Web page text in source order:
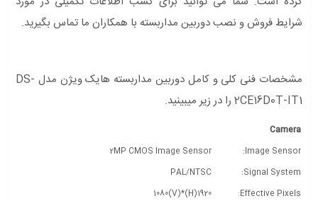
شرایط فروش و نصب دوربین مداربسته با همکاران ما تماس بگیرید.
مشخصات فنی کلی و کامل دوربین مداربسته هایک ویژن مدل DS-
2CE16D0T-IT1 را در زیر میبینید.
Camera
Image Sensor:
2MP CMOS Image Sensor
Signal System:
PAL/NTSC
Effective Pixels:
1920(H)*1080(V)